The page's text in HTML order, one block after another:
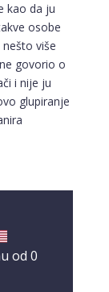
kao da ju
osobe
više
govorio o
i nije ju
glupiranje
od 0